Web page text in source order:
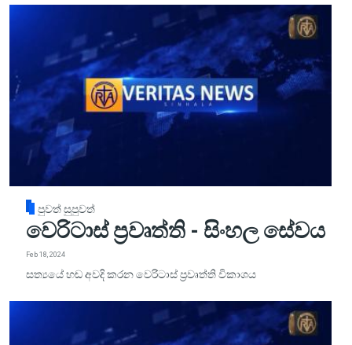
පුවත් සුපුවත්
වෙරිටාස් ප්‍රවෘත්ති - සිංහල සේවය
Feb 18, 2024
සත්‍යයේ හඬ අවදි කරන වෙරිටාස් ප්‍රවෘත්ති විකාශය